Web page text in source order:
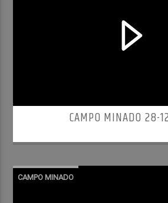
CAMPO MINADO 28-
CAMPO MINADO